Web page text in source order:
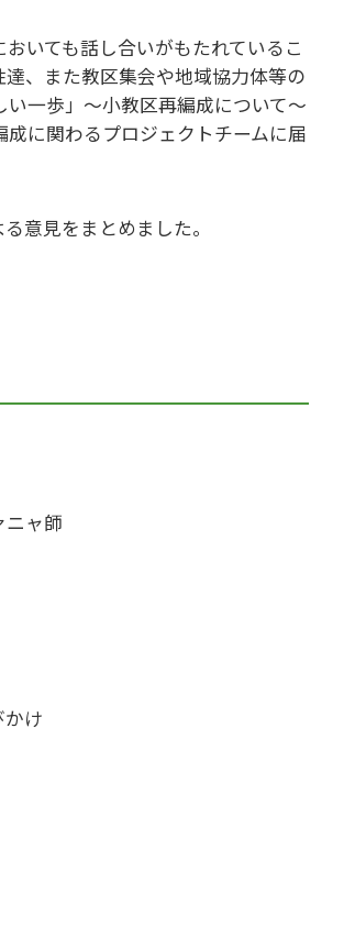
いても話し合いがもたれているこ
、また教区集会や地域協力体等の
一歩」～小教区再編成について～
に関わるプロジェクトチームに届
意見をまとめました。
ャ師
け